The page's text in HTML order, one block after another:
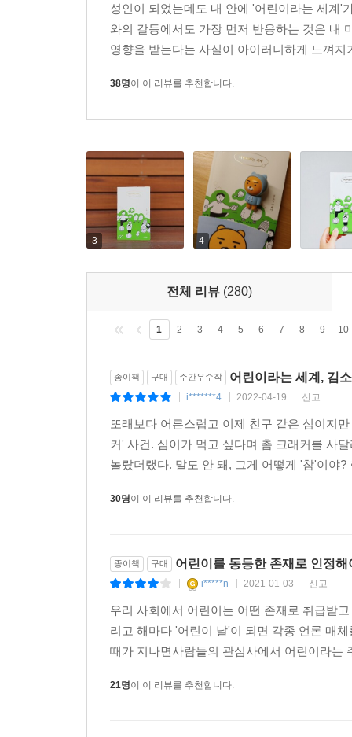
성인이 되었는데도 내 안에 '어린이라는 세계'
와의 갈등에서도 가장 먼저 반응하는 것은 내
영향을 받는다는 사실이 아이러니하게 느껴
38명이 이 리뷰를 추천합니다.
3 4
전체 리뷰 (280)
1 2 3 4 5 6 7 8 9 10
종이책 구매 주간우수작 어린이라는 세계, 김
i*******4 2022-04-19 신고
또래보다 어른스럽고 이제 친구 같은 심이지
커' 사건. 심이가 먹고 싶다며 촘 크래커를 사
놀랐더랬다. 말도 안 돼, 그게 어떻게 '참'이야
30명이 이 리뷰를 추천합니다.
종이책 구매 어린이를 동등한 존재로 인정
i*****n 2021-01-03 신고
우리 사회에서 어린이는 어떤 존재로 취급받
리고 해마다 '어린이 날'이 되면 각종 언론 매
때가 지나면사람들의 관심사에서 어린이라
21명이 이 리뷰를 추천합니다.